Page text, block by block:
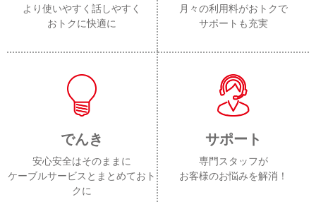
より使いやすく話しやすく
おトクに快適に
月々の利用料がおトクで
サポートも充実
でんき
安心安全はそのままに
ケーブルサービスとまとめておト
クに
サポート
専門スタッフが
お客様のお悩みを解消！